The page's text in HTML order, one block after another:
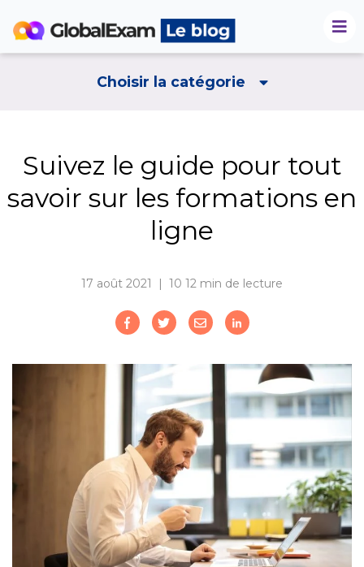
Choisir la catégorie
Suivez le guide pour tout
savoir sur les formations en
ligne
17 août 2021 | 10 12 min de lecture